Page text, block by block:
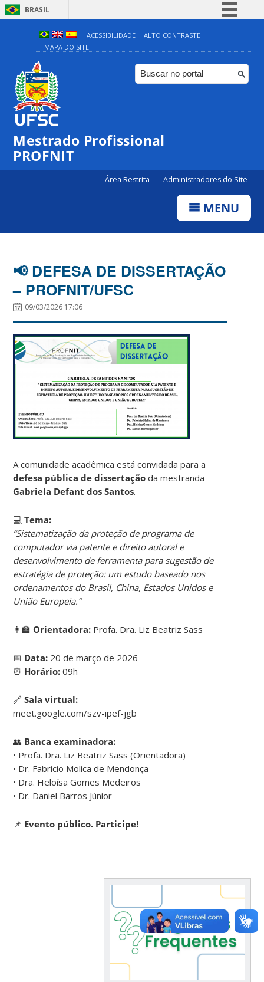
BRASIL
Simplifique!
Comunica BR
Participe
ACESSIBILIDADE
ALTO CONTRASTE
MAPA DO SITE
Mestrado Profissional
PROFNIT
Área Restrita Administradores do Site
MENU
📢 DEFESA DE DISSERTAÇÃO
– PROFNIT/UFSC
09/03/2026 17:06
A comunidade acadêmica está convidada para a
defesa pública de dissertação da mestranda
Gabriela Defant dos Santos.
💻Tema:
“Sistematização da proteção de programa de
computador via patente e direito autoral e
desenvolvimento de ferramenta para sugestão de
estratégia de proteção: um estudo baseado nos
ordenamentos do Brasil, China, Estados Unidos e
União Europeia.”
👩‍🏫 Orientadora: Profa. Dra. Liz Beatriz Sass
📅 Data: 20 de março de 2026
⏰ Horário: 09h
🔗Sala virtual:
meet.google.com/szv-ipef-jgb
👥 Banca examinadora:
• Profa. Dra. Liz Beatriz Sass (Orientadora)
• Dr. Fabrício Molica de Mendonça
• Dra. Heloísa Gomes Medeiros
• Dr. Daniel Barros Júnior
📌 Evento público. Participe!